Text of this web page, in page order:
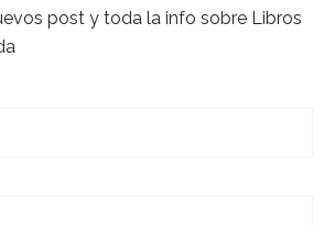
post y toda la info sobre Libros